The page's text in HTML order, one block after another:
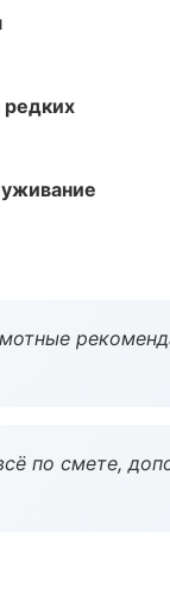
редких
по смете,